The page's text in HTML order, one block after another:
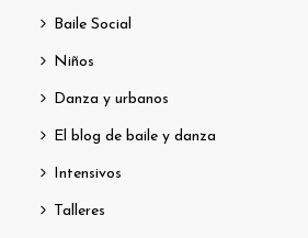
Baile Social
Niños
Danza y urbanos
El blog de baile y danza
Intensivos
Talleres